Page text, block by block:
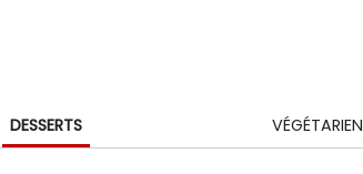
DESSERTS VÉGÉTARIEN